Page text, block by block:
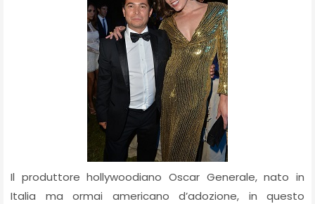
Il produttore hollywoodiano Oscar Generale, nato in
Italia ma ormai americano d’adozione, in questo